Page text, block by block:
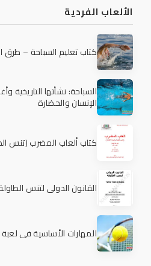
الألعاب الفردية
كتاب تعليم السباحة – طرق
السباحة: نشأتها التاريخية
الإنسان والحضارة
كتاب ألعاب المضرب (تنس
القانون الدولي لتنس الطاولة
المهارات الأساسية في